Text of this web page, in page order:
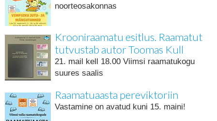
noorteosakonnas
Krooniraamatu esitlus. Raamatut
tutvustab autor Toomas Kull
21. mail kell 18.00 Viimsi raamatukogu
suures saalis
Raamatuaasta pereviktoriin
Vastamine on avatud kuni 15. maini!